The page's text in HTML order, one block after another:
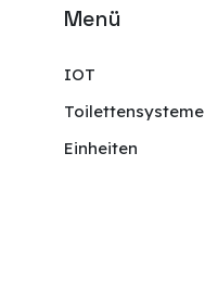
Menü
IOT
Toilettensysteme
Einheiten